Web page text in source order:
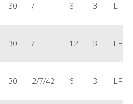
30 / 8 3
30 / 12 3
30 2/7/42 6 3